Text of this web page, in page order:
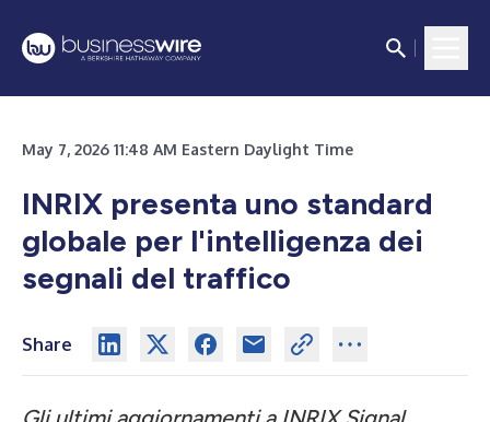
May 7, 2026 11:48 AM Eastern Daylight Time
INRIX presenta uno standard
globale per l'intelligenza dei
segnali del traffico
Share